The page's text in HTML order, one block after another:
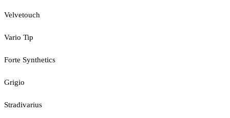
Velvetouch
Vario Tip
Forte Synthetics
Grigio
Stradivarius